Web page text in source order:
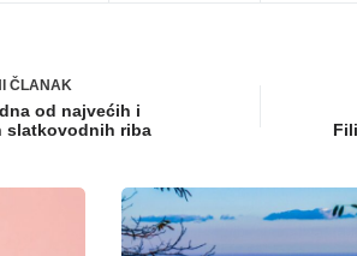
ČLANAK
od najvećih i
slatkovodnih riba